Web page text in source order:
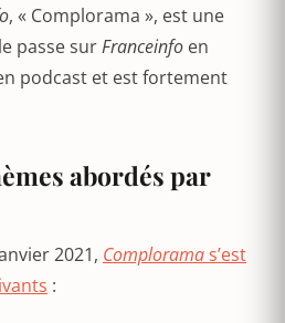
, « Complorama », est une
passe surFranceinfo en
podcast et est fortement
abordés par
2021, Comploramas’est
: